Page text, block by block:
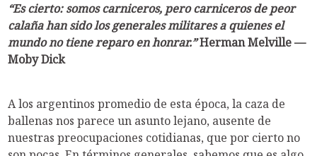
“Es cierto: somos carniceros, pero carniceros de peor
calaña han sido los generales militares a quienes el
mundo no tiene reparo en honrar.”Herman Melville —
Moby Dick
A los argentinos promedio de esta época, la caza de
ballenas nos parece un asunto lejano, ausente de
nuestras preocupaciones cotidianas, que por cierto no